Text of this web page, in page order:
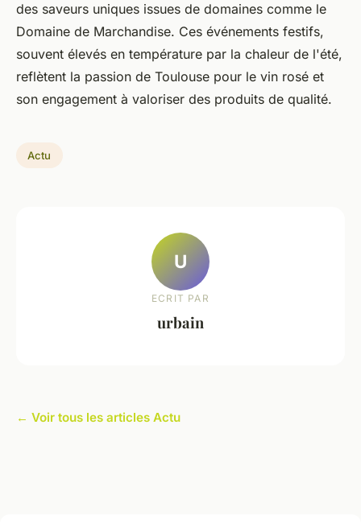
des saveurs uniques issues de domaines comme le
Domaine de Marchandise. Ces événements festifs,
souvent élevés en température par la chaleur de l'été,
reflètent la passion de Toulouse pour le vin rosé et
son engagement à valoriser des produits de qualité.
Actu
U
ECRIT PAR
urbain
← Voir tous les articles Actu